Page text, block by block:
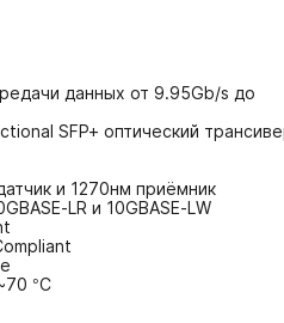
данных от 9.95Gb/s до
SFP+ оптический
и 1270нм приёмник
LR и 10GBASE-LW
-5 ~70 °C